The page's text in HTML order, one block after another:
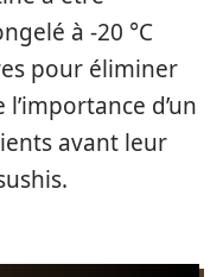
à -20 °C
pour éliminer
d’un
avant leur